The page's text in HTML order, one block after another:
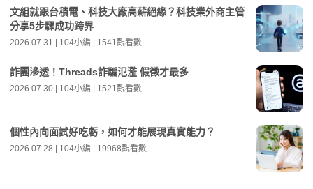
文組就跟台積電、科技大廠高薪絕緣？科技業外商主管
分享5步驟成功跨界
2026.07.31 | 104小編 | 1541觀看數
詐團滲透！Threads詐騙氾濫 假徵才最多
2026.07.30 | 104小編 | 1521觀看數
個性內向面試好吃虧，如何才能展現真實能力？
2026.07.28 | 104小編 | 19968觀看數